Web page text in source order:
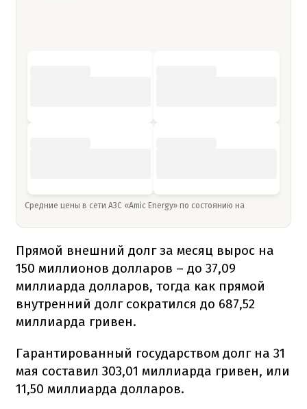
Средние цены в сети АЗС «Amic Energy» по состоянию на
Прямой внешний долг за месяц вырос на
150 миллионов долларов – до 37,09
миллиарда долларов, тогда как прямой
внутренний долг сократился до 687,52
миллиарда гривен.
Гарантированный государством долг на 31
мая составил 303,01 миллиарда гривен, или
11,50 миллиарда долларов.